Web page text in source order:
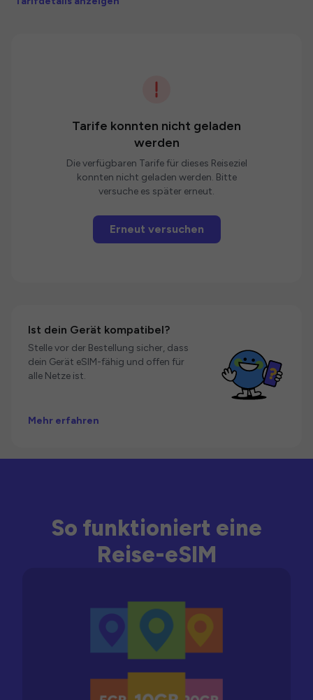
Tarife konnten nicht geladen
werden
Die verfügbaren Tarife für dieses Reiseziel
konnten nicht geladen werden. Bitte
versuche es später erneut.
Erneut versuchen
Ist dein Gerät kompatibel?
Stelle vor der Bestellung sicher, dass
dein Gerät eSIM-fähig und offen für
alle Netze ist.
Mehr erfahren
So funktioniert eine
Reise-eSIM